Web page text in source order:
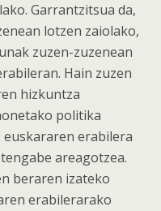
Garrantzitsua da,
lotzen zaiolako,
zuzen-zuzenean
Hain zuzen
hizkuntza
politika
erabilera
areagotzea.
beraren izateko
erabilerarako